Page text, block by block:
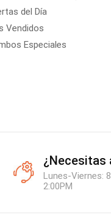
del Día
Vendidos
Especiales
¿Necesitas
Lunes-Viernes:
2:00PM